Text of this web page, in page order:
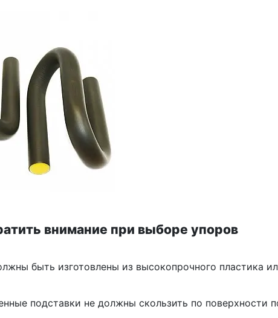
внимание при выборе упоров
быть изготовлены из высокопрочного пластика
подставки не должны скользить по поверхности